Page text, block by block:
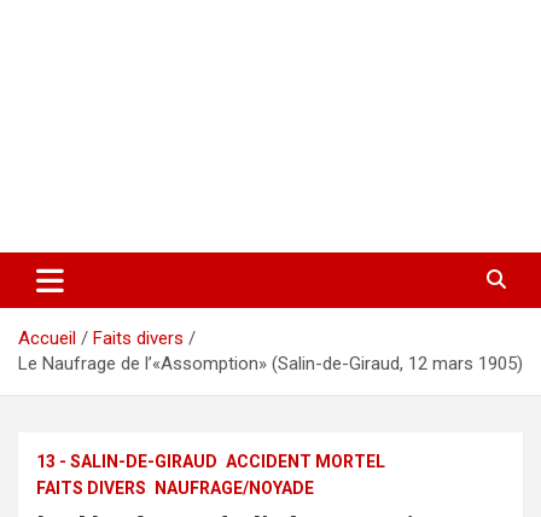
Accueil
Faits divers
Le Naufrage de l’«Assomption» (Salin-de-Giraud, 12 mars 1905)
13 - SALIN-DE-GIRAUD ACCIDENT MORTEL
FAITS DIVERS
NAUFRAGE/NOYADE